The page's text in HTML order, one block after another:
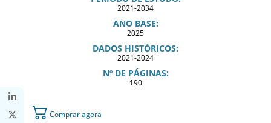
2021-2034
ANO BASE:
2025
DADOS HISTÓRICOS:
2021-2024
Nº DE PÁGINAS:
190
Comprar agora